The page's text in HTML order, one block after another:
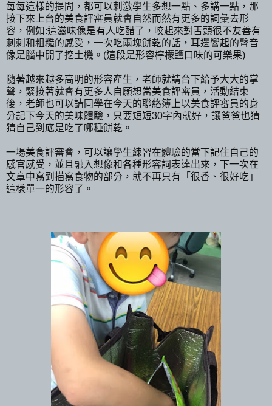
每每這樣的提問，都可以刺激學生多想一點、多講一點，那
接下來上台的美食評審員就會自然而然有更多的詞彙去形
容，例如:這滋味像是有人吃醋了，咬起來對舌頭很不友善有
刺刺和粗糙的感受，一次吃兩塊餅乾的話，耳邊響起的聲音
像是腦中開了挖土機。(這段是形容檸檬鹽口味的可樂果)
隨著越來越多高明的形容產生，老師就請台下給予大大的掌
聲，緊接著就會有更多人自願想當美食評審員，活動結束
後，老師也可以請同學在今天的聯絡簿上以美食評審員的身
分記下今天的美味體驗，只要短短30字內就好，讓爸爸也猜
猜自己到底是吃了哪種餅乾。
一場美食評審會，可以讓學生練習在體驗的當下記住自己的
感官感受，並且融入想像和各種形容詞表達出來，下一次在
文章中寫到描寫食物的部分，就不再只有「很香、很好吃」
這樣單一的形容了。